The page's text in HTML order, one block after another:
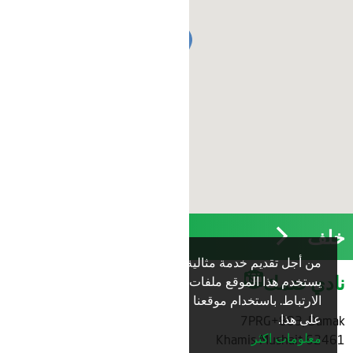
من أجل تقديم خدمة مثالية لك،
يستخدم هذا الموقع ملفات تعريف
الارتباط. باستخدام موقعنا فإنك توافق
على هذا.
معلومات اكثر
خلف
نادي ضمك
7PRG+883, Damak
62461 Khamis Mushait